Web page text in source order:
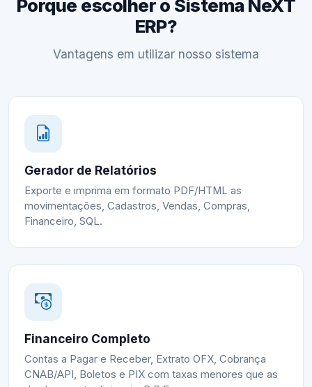
Porque escolher o Sistema NeXT
ERP?
Vantagens em utilizar nosso sistema
Gerador de Relatórios
Exporte e imprima em formato PDF/HTML as
movimentações, Cadastros, Vendas, Compras,
Financeiro, SQL.
Financeiro Completo
Contas a Pagar e Receber, Extrato OFX, Cobrança
CNAB/API, Boletos e PIX com taxas menores que as